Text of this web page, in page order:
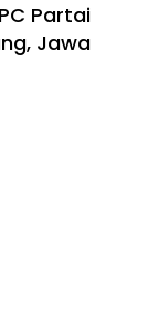
Partai
Jawa